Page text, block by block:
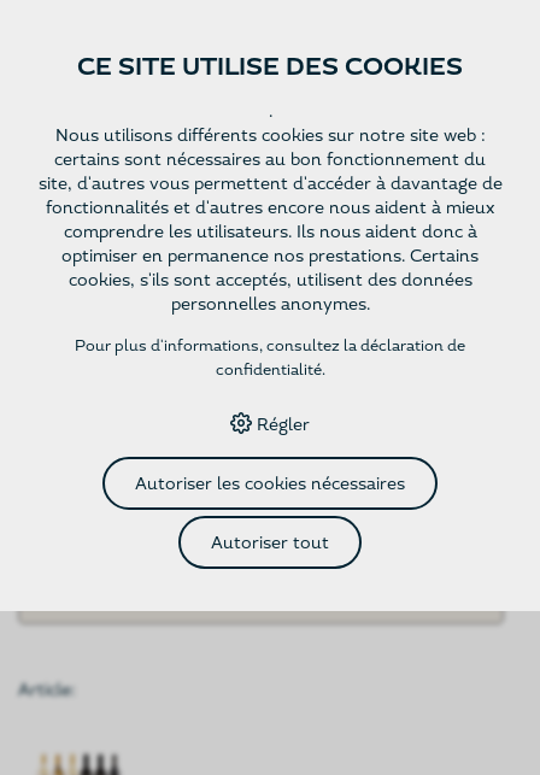
s
Retourner
Demande
Article:
CE SITE UTILISE DES COOKIES
.
Nous utilisons différents cookies sur notre site web :
certains sont nécessaires au bon fonctionnement du
site, d'autres vous permettent d'accéder à davantage de
fonctionnalités et d'autres encore nous aident à mieux
comprendre les utilisateurs. Ils nous aident donc à
optimiser en permanence nos prestations. Certains
cookies, s'ils sont acceptés, utilisent des données
personnelles anonymes.
Pour plus d'informations, consultez la déclaration de
confidentialité.
Régler
Autoriser les cookies nécessaires
Autoriser tout